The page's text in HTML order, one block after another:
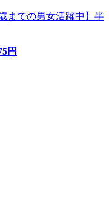
までの男女活躍中】半
円